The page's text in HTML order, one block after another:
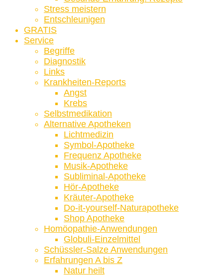
Stress meistern
Entschleunigen
GRATIS
Service
Begriffe
Diagnostik
Links
Krankheiten-Reports
Angst
Krebs
Selbstmedikation
Alternative Apotheken
Lichtmedizin
Symbol-Apotheke
Frequenz Apotheke
Musik-Apotheke
Subliminal-Apotheke
Hör-Apotheke
Kräuter-Apotheke
Do-it-yourself-Naturapotheke
Shop Apotheke
Homöopathie-Anwendungen
Globuli-Einzelmittel
Schüssler-Salze Anwendungen
Erfahrungen A bis Z
Natur heilt